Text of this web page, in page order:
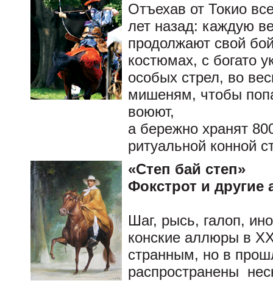
Отъехав от Токио
лет назад: каждую
продолжают свой
костюмах, с богато
особых стрел, во
мишеням, чтобы
воюют,
а бережно хранят
ритуальной конной
«Степ бай степ»
Фокстрот и
Шаг, рысь, галоп,
конские аллюры в
странным, но в
распространены